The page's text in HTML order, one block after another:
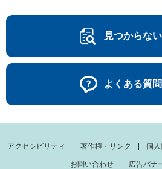
見つからな
よくある質
アクセシビリティ 著作権・リンク 個
お問い合わせ 広告バナ